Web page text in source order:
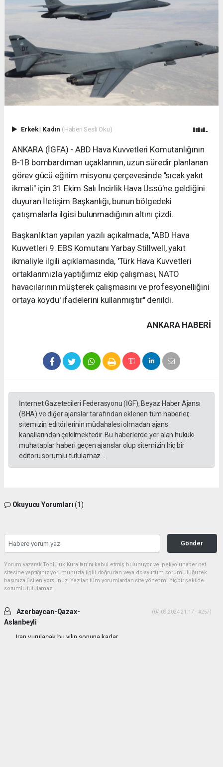
Erkek| Kadın (Haberi Sesli Oku)
ANKARA (İGFA) - ABD Hava Kuvvetleri Komutanlığının
B-1B bombardıman uçaklarının, uzun süredir planlanan
görev gücü eğitim misyonu çerçevesinde "sıcak yakıt
ikmali" için 31 Ekim Salı İncirlik Hava Üssü'ne geldiğini
duyuran İletişim Başkanlığı, bunun bölgedeki
çatışmalarla ilgisi bulunmadığının altını çizdi.
Başkanlıktan yapılan yazılı açıkalmada, "ABD Hava
Kuvvetleri 9. EBS Komutanı Yarbay Stillwell, yakıt
ikmaliyle ilgili açıklamasında, 'Türk Hava Kuvvetleri
ortaklarımızla yaptığımız ekip çalışması, NATO
havacılarının müşterek çalışmasını ve profesyonelliğini
ortaya koydu' ifadelerini kullanmıştır" denildi.
ANKARA HABERİ
İnternet Gazetecileri Federasyonu (İGF), Beyaz Haber Ajansı
(BHA) ve diğer ajanslar tarafından eklenen tüm haberler,
sitemizin editörlerinin müdahalesi olmadan ajans
kanallarından çekilmektedir. Bu haberlerde yer alan hukuki
muhataplar haberi geçen ajanslar olup sitemizin hiç bir
editörü sorumlu tutulamaz...
Okuyucu Yorumları(1)
Gönder
Yorum yazarak Topluluk Kuralları’nı kabul etmiş bulunuyor ve ipekyoluhaber.net
sitesine yaptığınız yorumunuzla ilgili doğrudan veya dolaylı tüm sorumluluğu tek
başınıza üstleniyorsunuz. Yazılan tüm yorumlardan site yönetimi hiçbir şekilde
sorumlu tutulamaz.
Azerbaycan-Qazax-
Aslanbeyli
(07.09.2024 21:17 - #257)
Iran vurulacak bu yilin sonuna kadar...